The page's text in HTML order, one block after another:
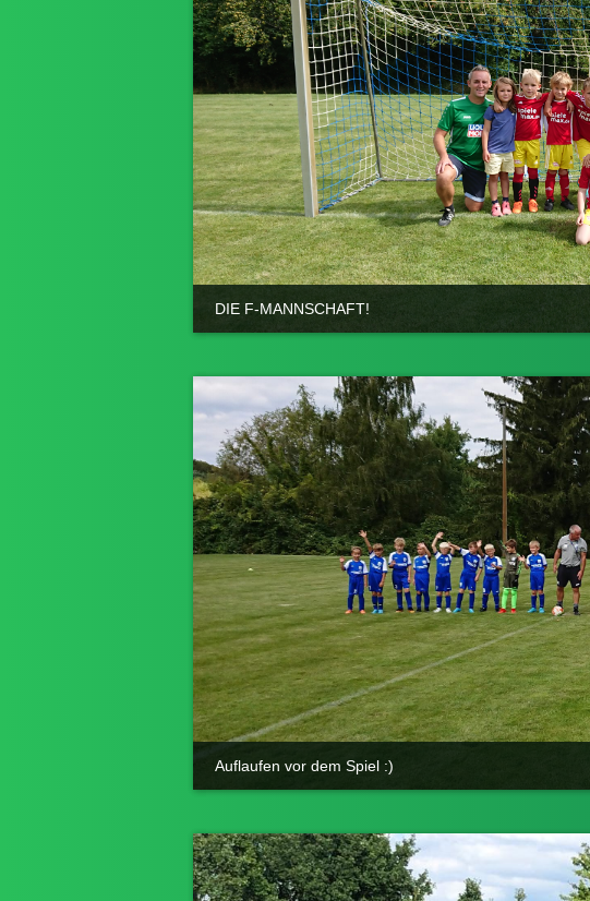
DIE F-MANNSCHAFT!
Auflaufen vor dem Spiel :)